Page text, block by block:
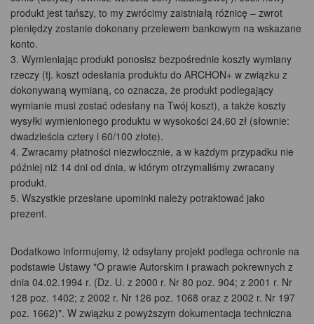
produkt jest tańszy, to my zwrócimy zaistniałą różnicę – zwrot
pieniędzy zostanie dokonany przelewem bankowym na wskazane
konto.
Wymieniając produkt ponosisz bezpośrednie koszty wymiany
rzeczy (tj. koszt odesłania produktu do ARCHON+ w związku z
dokonywaną wymianą, co oznacza, że produkt podlegający
wymianie musi zostać odesłany na Twój koszt), a także koszty
wysyłki wymienionego produktu w wysokości 24,60 zł (słownie:
dwadzieścia cztery i 60/100 złote).
Zwracamy płatności niezwłocznie, a w każdym przypadku nie
później niż 14 dni od dnia, w którym otrzymaliśmy zwracany
produkt.
Wszystkie przesłane upominki należy potraktować jako
prezent.
Dodatkowo informujemy, iż odsyłany projekt podlega ochronie na
podstawie Ustawy "O prawie Autorskim i prawach pokrewnych z
dnia 04.02.1994 r. (Dz. U. z 2000 r. Nr 80 poz. 904; z 2001 r. Nr
128 poz. 1402; z 2002 r. Nr 126 poz. 1068 oraz z 2002 r. Nr 197
poz. 1662)". W związku z powyższym dokumentacja techniczna